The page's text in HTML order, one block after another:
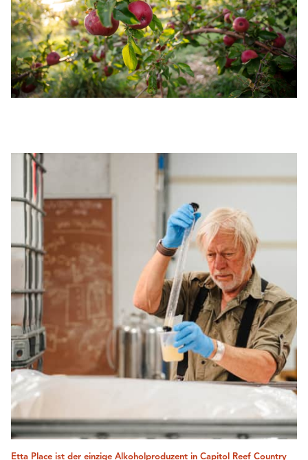
Etta Place ist der einzige Alkoholproduzent in Capitol Reef Country